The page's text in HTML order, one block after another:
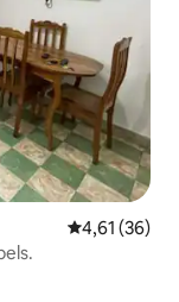
Gemiddelde
4,61 (36)